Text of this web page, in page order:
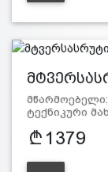
ტექნიკური
1379